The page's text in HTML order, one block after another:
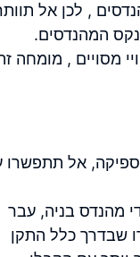
, לכן אל
המהנדסים.
, מומחה זה
אל תתפשרו
מהנדס בניה, עבר
שבדרך כלל התקן